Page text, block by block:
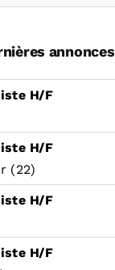
annonces
H/F
H/F
(22)
H/F
H/F